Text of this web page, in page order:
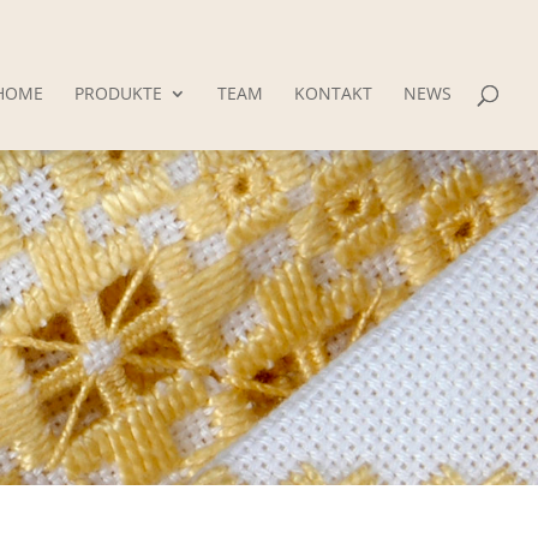
PRODUKTE TEAM KONTAKT NEWS